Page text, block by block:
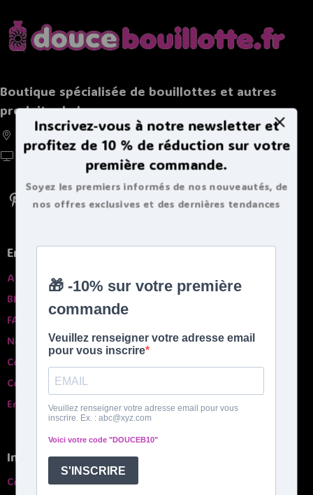
Boutique spécialisée de bouillottes et autres
produits chaleureux
France, Belgique, Suisse, Luxembourg
https://doucebouillote.fr
En savoir plus
A propros
Blog
FAQ
Nos garanties
Contactez-nous
Comparatif des bouillottes
English spoken
Infos pratiques
Conditions générales de ventes
Inscrivez-vous à notre newsletter et
profitez de 10 % de réduction sur votre
première commande.
Soyez les premiers informés de nos nouveautés, de
nos offres exclusives et des dernières tendances